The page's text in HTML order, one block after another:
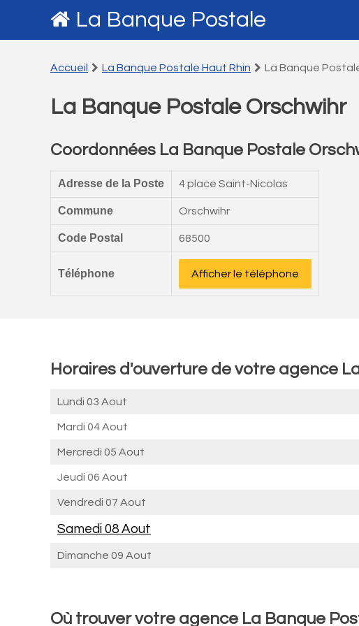
La Banque Postale
Accueil La Banque Postale Haut Rhin La Banque
La Banque Postale Orschwihr
Coordonnées La Banque Postale
Adresse de la Poste 4 place Saint-Nicolas
Commune Orschwihr
Code Postal 68500
Téléphone Afficher le téléphone
Horaires d'ouverture de votre agence
Lundi 03 Aout
Mardi 04 Aout
Mercredi 05 Aout
Jeudi 06 Aout
Vendredi 07 Aout
Samedi 08 Aout
Dimanche 09 Aout
Où trouver votre agence La Banque